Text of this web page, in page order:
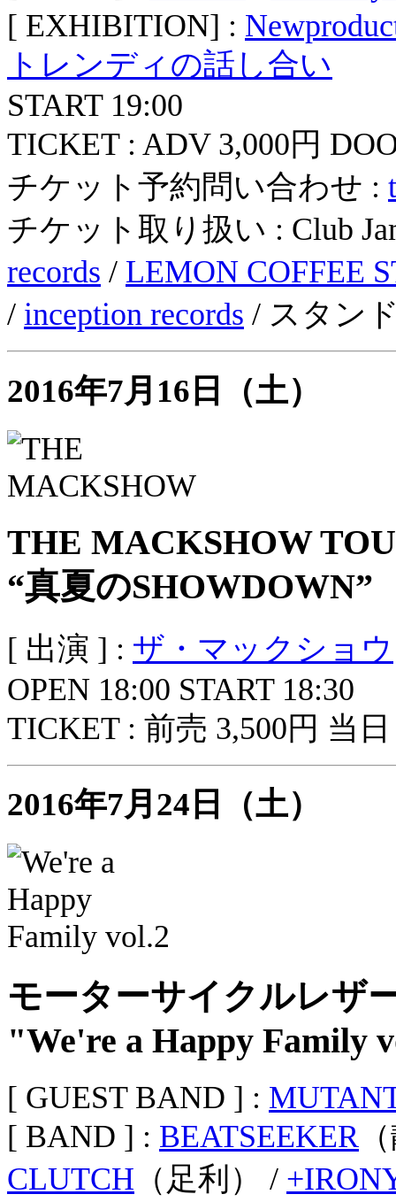
[ EXHIBITION] :
トレンディの話し合い
START 19:00
TICKET : ADV 3,000円
チケット予約問い合わせ :
チケット取り扱い : Club
records / LEMON COFFEE
/ inception records / スタン
2016年7月16日（土）
THE MACKSHOW
“真夏のSHOWDOWN”
[ 出演 ] : ザ・マックショウ
OPEN 18:00 START 18:30
TICKET : 前売 3,500円 当
2016年7月24日（土）
モーターサイクルレザ
"We're a Happy Family
[ GUEST BAND ] :
[ BAND ] : BEATSEEKER
CLUTCH （足利） /